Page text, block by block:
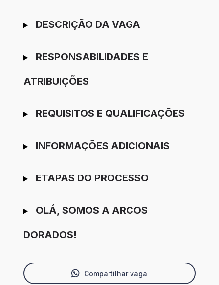
Ir para candidatura
DESCRIÇÃO DA VAGA
RESPONSABILIDADES E
ATRIBUIÇÕES
REQUISITOS E QUALIFICAÇÕES
INFORMAÇÕES ADICIONAIS
ETAPAS DO PROCESSO
OLÁ, SOMOS A ARCOS
DORADOS!
Compartilhar vaga